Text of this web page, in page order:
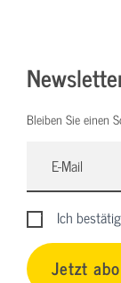
Bleiben Sie einen
Ich
Jetzt